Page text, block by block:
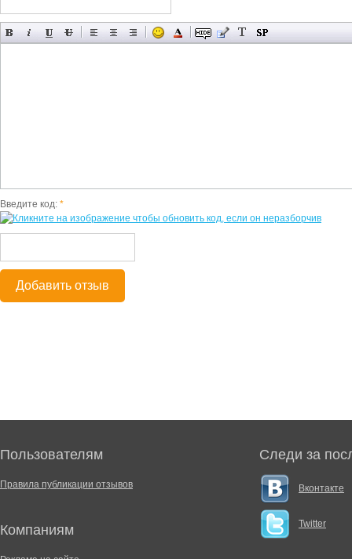
Введите код: *
Добавить отзыв
Пользователям
Правила публикации отзывов
Компаниям
Следи за
Вконтакте
Twitter